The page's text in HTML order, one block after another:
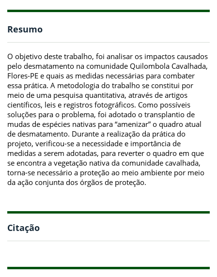
Resumo
O objetivo deste trabalho, foi analisar os impactos causados
pelo desmatamento na comunidade Quilombola Cavalhada,
Flores-PE e quais as medidas necessárias para combater
essa prática. A metodologia do trabalho se constitui por
meio de uma pesquisa quantitativa, através de artigos
científicos, leis e registros fotográficos. Como possíveis
soluções para o problema, foi adotado o transplantio de
mudas de espécies nativas para “amenizar” o quadro atual
de desmatamento. Durante a realização da prática do
projeto, verificou-se a necessidade e importância de
medidas a serem adotadas, para reverter o quadro em que
se encontra a vegetação nativa da comunidade cavalhada,
torna-se necessário a proteção ao meio ambiente por meio
da ação conjunta dos órgãos de proteção.
Citação